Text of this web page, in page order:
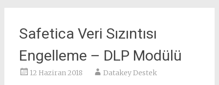
Safetica Veri Sızıntısı
Engelleme – DLP Modülü
12 Haziran 2018 Datakey Destek